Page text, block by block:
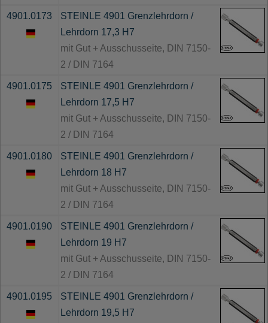
4901.0173
STEINLE 4901 Grenzlehrdorn /
Lehrdorn 17,3 H7
mit Gut + Ausschusseite, DIN 7150-
2 / DIN 7164
4901.0175
STEINLE 4901 Grenzlehrdorn /
Lehrdorn 17,5 H7
mit Gut + Ausschusseite, DIN 7150-
2 / DIN 7164
4901.0180
STEINLE 4901 Grenzlehrdorn /
Lehrdorn 18 H7
mit Gut + Ausschusseite, DIN 7150-
2 / DIN 7164
4901.0190
STEINLE 4901 Grenzlehrdorn /
Lehrdorn 19 H7
mit Gut + Ausschusseite, DIN 7150-
2 / DIN 7164
4901.0195
STEINLE 4901 Grenzlehrdorn /
Lehrdorn 19,5 H7